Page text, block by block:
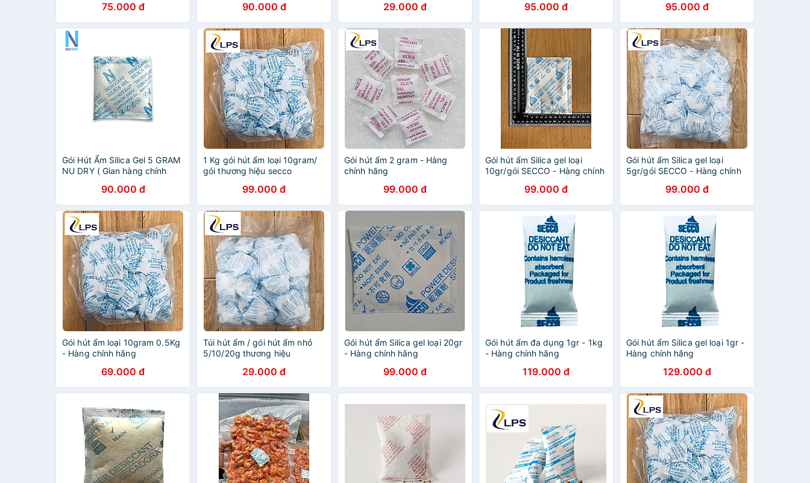
Bánh Trung Thu,các loại bánh,
cá khô
75.000 đ
dép đóng túi 1Kg
90.000 đ 29.000 đ
quần áo dày dép đóng túi 1kg
95.000 đ
quần áo dày dép đóng túi 1kg
95.000 đ
Gói Hút Ẩm Silica Gel 5 GRAM
NU DRY ( Gian hàng chính
quần áo dày dép đóng túi 1kg
90.000 đ
1 Kg gói hút ẩm loại 10gram/
gói thương hiệu secco
99.000 đ
Gói hút ẩm 2 gram - Hàng
chính hãng
99.000 đ
Gói hút ẩm Silica gel loại
10gr/gói SECCO - Hàng chính
99.000 đ
Gói hút ẩm Silica gel loại
5gr/gói SECCO - Hàng chính
99.000 đ
Gói hút ẩm loại 10gram 0.5Kg
- Hàng chính hãng
69.000 đ
Túi hút ẩm / gói hút ẩm nhỏ
5/10/20g thương hiệu
(đóng gói tổng 200g) hàng
chính hãng
29.000 đ
Gói hút ẩm Silica gel loại 20gr
- Hàng chính hãng
99.000 đ
Gói hút ẩm đa dụng 1gr - 1kg
- Hàng chính hãng
119.000 đ
Gói hút ẩm Silica gel loại 1gr -
Hàng chính hãng
129.000 đ